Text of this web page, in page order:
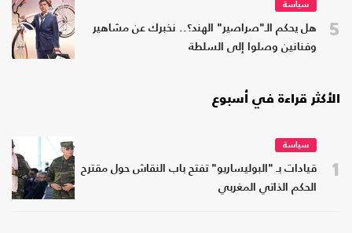
5
سياسة
هل يحكم الـ"صراصير" الهند؟.. نخبرك عن مشاهير
وفنانين وصلوا إلى السلطة
الأكثر قراءة في أسبوع
1
سياسة
قيادات بـ "البوليساريو" تفتح باب النقاش حول مقترح
الحكم الذاتي المغربي